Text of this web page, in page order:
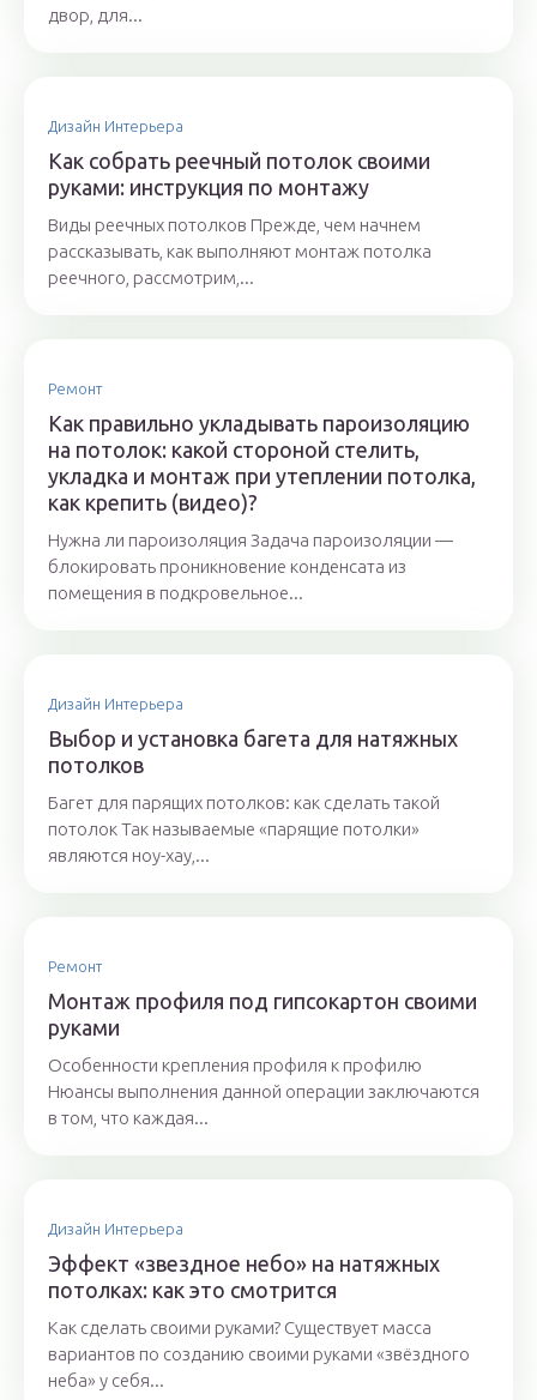
двор, для...
Дизайн Интерьера
Как собрать реечный потолок своими
руками: инструкция по монтажу
Виды реечных потолков Прежде, чем начнем
рассказывать, как выполняют монтаж потолка
реечного, рассмотрим,...
Ремонт
Как правильно укладывать пароизоляцию
на потолок: какой стороной стелить,
укладка и монтаж при утеплении потолка,
как крепить (видео)?
Нужна ли пароизоляция Задача пароизоляции —
блокировать проникновение конденсата из
помещения в подкровельное...
Дизайн Интерьера
Выбор и установка багета для натяжных
потолков
Багет для парящих потолков: как сделать такой
потолок Так называемые «парящие потолки»
являются ноу-хау,...
Ремонт
Монтаж профиля под гипсокартон своими
руками
Особенности крепления профиля к профилю
Нюансы выполнения данной операции заключаются
в том, что каждая...
Дизайн Интерьера
Эффект «звездное небо» на натяжных
потолках: как это смотрится
Как сделать своими руками? Существует масса
вариантов по созданию своими руками «звёздного
неба» у себя...